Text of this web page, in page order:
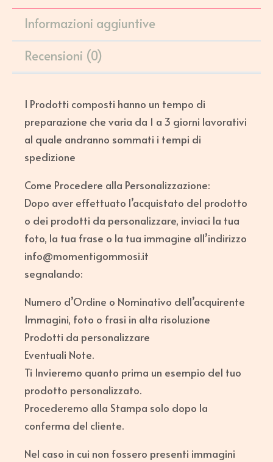
Informazioni aggiuntive
Recensioni (0)
I Prodotti composti hanno un tempo di
preparazione che varia da 1 a 3 giorni lavorativi
al quale andranno sommati i tempi di
spedizione
Come Procedere alla Personalizzazione:
Dopo aver effettuato l’acquistato del prodotto
o dei prodotti da personalizzare, inviaci la tua
foto, la tua frase o la tua immagine all’indirizzo
info@momentigommosi.it
segnalando:
Numero d’Ordine o Nominativo dell’acquirente
Immagini, foto o frasi in alta risoluzione
Prodotti da personalizzare
Eventuali Note.
Ti Invieremo quanto prima un esempio del tuo
prodotto personalizzato.
Procederemo alla Stampa solo dopo la
conferma del cliente.
Nel caso in cui non fossero presenti immagini